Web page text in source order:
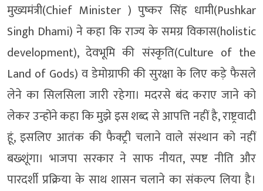
मुख्यमंत्री(Chief Minister ) पुष्कर सिंह धामी(Pushkar
Singh Dhami) ने कहा कि राज्य के समग्र विकास(holistic
development), देवभूमि की संस्कृति(Culture of the
Land of Gods) व डेमोग्राफी की सुरक्षा के लिए कड़े फैसले
लेने का सिलसिला जारी रहेगा। मदरसे बंद कराए जाने को
लेकर उन्होंने कहा कि मुझे इस शब्द से आपत्ति नहीं है, राष्ट्रवादी
हूं, इसलिए आतंक की फैक्ट्री चलाने वाले संस्थान को नहीं
बख्शूंगा। भाजपा सरकार ने साफ नीयत, स्पष्ट नीति और
पारदर्शी प्रक्रिया के साथ शासन चलाने का संकल्प लिया है।